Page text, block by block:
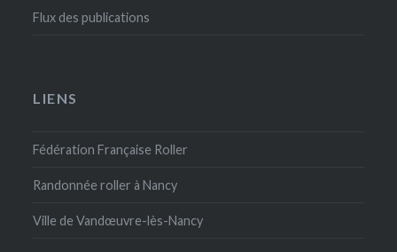
Flux des publications
LIENS
Fédération Française Roller
Randonnée roller à Nancy
Ville de Vandœuvre-lès-Nancy